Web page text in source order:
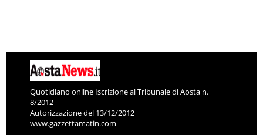
Quotidiano online Iscrizione al Tribunale di Aosta n.
8/2012
Autorizzazione del 13/12/2012
www.gazzettamatin.com